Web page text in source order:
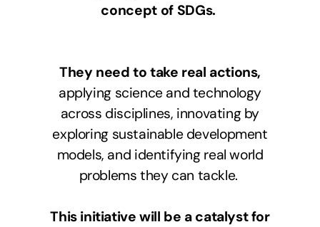
concept of SDGs.
They need to take real actions,
applying science and technology
across disciplines, innovating by
exploring sustainable development
models, and identifying real world
problems they can tackle.
This initiative will be a catalyst for